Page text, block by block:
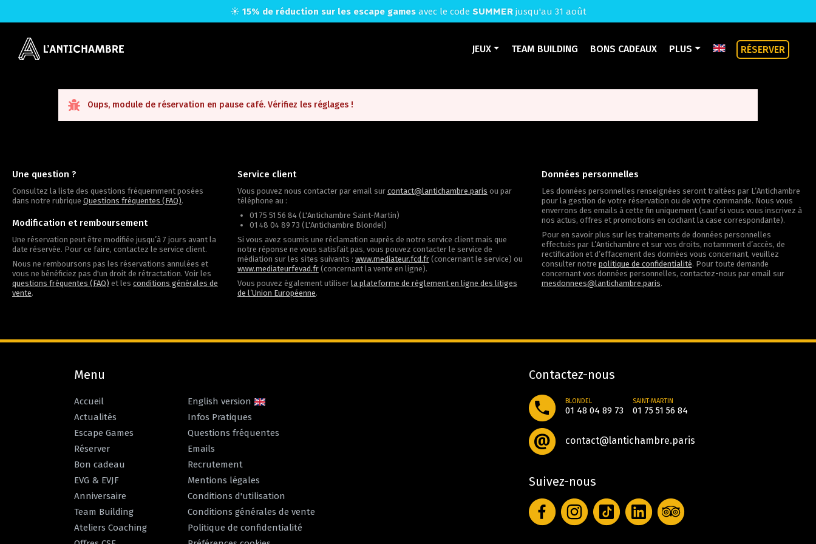
☀️ 15% de réduction sur les escape gamesavec le code SUMMERjusqu'au 31 août
JEUX TEAM BUILDING BONS CADEAUX PLUS RÉSERVER
Oups, module de réservation en pause café. Vérifiez les réglages !
Une question ?
Consultez la liste des questions fréquemment posées
dans notre rubrique Questions fréquentes (FAQ).
Modification et remboursement
Une réservation peut être modifiée jusqu’à 7 jours avant la
date réservée. Pour ce faire, contactez le service client.
Nous ne remboursons pas les réservations annulées et
vous ne bénéficiez pas d'un droit de rétractation. Voir les
questions fréquentes (FAQ) et les conditions générales de
vente.
Service client
Vous pouvez nous contacter par email sur contact@lantichambre.paris ou par
téléphone au :
01 75 51 56 84 (L'Antichambre Saint-Martin)
01 48 04 89 73 (L'Antichambre Blondel)
Si vous avez soumis une réclamation auprès de notre service client mais que
notre réponse ne vous satisfait pas, vous pouvez contacter le service de
médiation sur les sites suivants : www.mediateur.fcd.fr(concernant le service) ou
www.mediateurfevad.fr(concernant la vente en ligne).
Vous pouvez également utiliser la plateforme de règlement en ligne des litiges
de l’Union Européenne.
Données personnelles
Les données personnelles renseignées seront traitées par L’Antichambre
pour la gestion de votre réservation ou de votre commande. Nous vous
enverrons des emails à cette fin uniquement (sauf si vous vous inscrivez à
nos actus, offres et promotions en cochant la case correspondante).
Pour en savoir plus sur les traitements de données personnelles
effectués par L’Antichambre et sur vos droits, notamment d’accès, de
rectification et d’effacement des données vous concernant, veuillez
consulter notre politique de confidentialité. Pour toute demande
concernant vos données personnelles, contactez-nous par email sur
mesdonnees@lantichambre.paris.
Menu
Accueil
Actualités
Escape Games
Réserver
Bon cadeau
EVG & EVJF
Anniversaire
Team Building
Ateliers Coaching
English version
Infos Pratiques
Questions fréquentes
Emails
Recrutement
Mentions légales
Conditions d'utilisation
Conditions générales de vente
Politique de confidentialité
Contactez-nous
BLONDEL
01 48 04 89 73
SAINT-MARTIN
01 75 51 56 84
contact@lantichambre.paris
Suivez-nous